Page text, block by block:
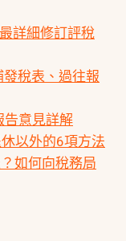
詳細修訂評稅
稅表、過往報
告意見詳解
以外的6項方法
如何向稅務局